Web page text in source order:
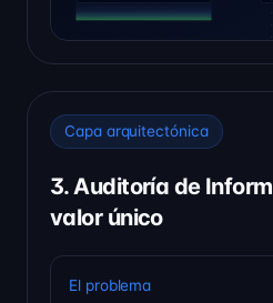
Capa arquitectónica
3. Auditoría de
valor único
El problema